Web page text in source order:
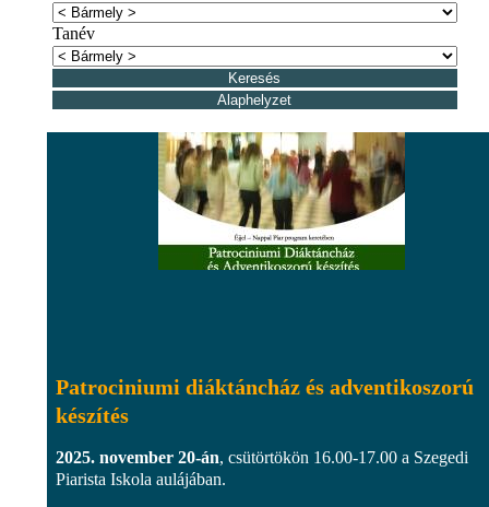
Tanév
Patrociniumi diáktáncház és adventikoszorú
készítés
2025. november 20-án, csütörtökön 16.00-17.00 a Szegedi
Piarista Iskola aulájában.